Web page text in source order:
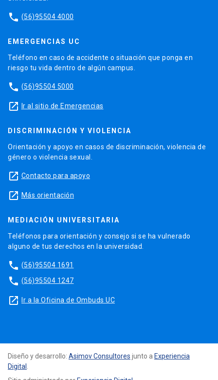
phone (56)95504 4000
EMERGENCIAS UC
Teléfono en caso de accidente o situación que ponga en
riesgo tu vida dentro de algún campus.
phone (56)95504 5000
launch Ir al sitio de Emergencias
DISCRIMINACIÓN Y VIOLENCIA
Orientación y apoyo en casos de discriminación, violencia de
género o violencia sexual.
launch Contacto para apoyo
launch Más orientación
MEDIACIÓN UNIVERSITARIA
Teléfonos para orientación y consejo si se ha vulnerado
alguno de tus derechos en la universidad.
phone (56)95504 1691
phone (56)95504 1247
launch Ir a la Oficina de Ombuds UC
Diseño y desarrollo: Asimov Consultores junto a Experiencia
Digital .